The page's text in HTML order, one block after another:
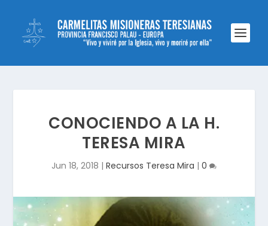
CONOCIENDO A LA H.
TERESA MIRA
Jun 18, 2018 | Recursos Teresa Mira | 0